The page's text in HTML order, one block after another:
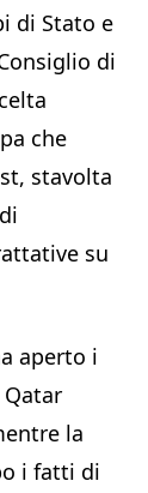
di Stato e
di
che
stavolta
su
aperto i
la
i fatti di